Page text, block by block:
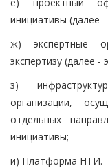
инициативы (далее
ж) экспертные
экспертизу (далее -
з)
организации,
отдельных
инициативы;
и) Платформа НТИ.